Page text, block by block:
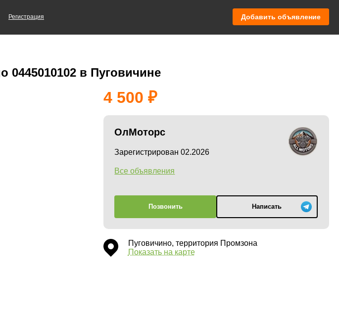
Регистрация Добавить объявление
в Пуговичине
4 500
ОлМоторс
Зарегистрирован 02.2026
Все объявления
Позвонить Написать
Пуговичино, территория Промзона
Показать на карте